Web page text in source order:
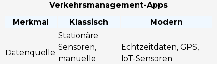
Verkehrsmanagement-Apps
Merkmal
Klassisch Modern
Datenquelle
Stationäre
Sensoren,
manuelle
Echtzeitdaten, GPS,
IoT-Sensoren